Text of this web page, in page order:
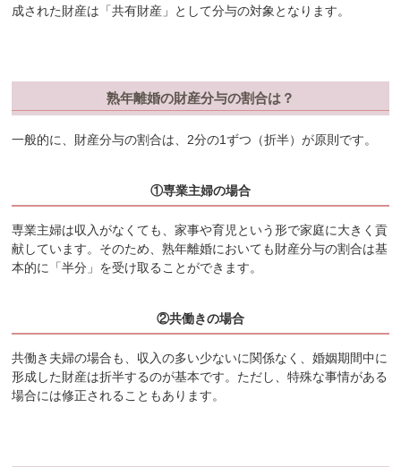
成された財産は「共有財産」として分与の対象となります。
熟年離婚の財産分与の割合は？
一般的に、財産分与の割合は、2分の1ずつ（折半）が原則です。
①専業主婦の場合
専業主婦は収入がなくても、家事や育児という形で家庭に大きく貢
献しています。そのため、熟年離婚においても財産分与の割合は基
本的に「半分」を受け取ることができます。
②共働きの場合
共働き夫婦の場合も、収入の多い少ないに関係なく、婚姻期間中に
形成した財産は折半するのが基本です。ただし、特殊な事情がある
場合には修正されることもあります。